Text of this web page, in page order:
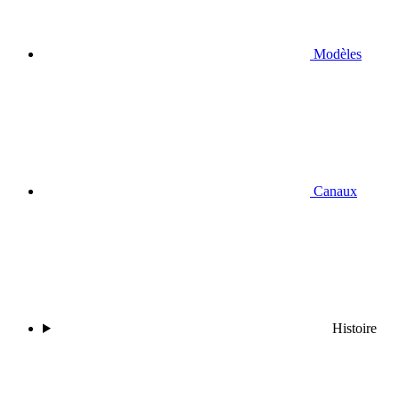
Modèles
Canaux
Histoire